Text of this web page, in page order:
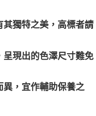
其獨特之美，高標者請
呈現出的色澤尺寸難免
異，宜作輔助保養之